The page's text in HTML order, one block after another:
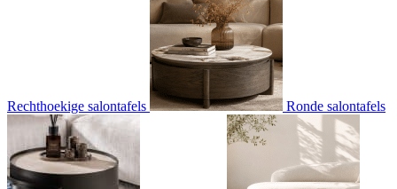
Rechthoekige salontafels Ronde salontafels